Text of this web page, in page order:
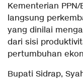
Kementerian
langsung
yang dinilai
dari sisi
pertumbuhan
Bupati Sidrap,